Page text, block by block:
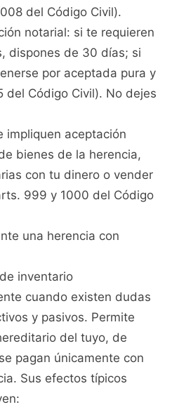
del Código Civil).
notarial: si te requieren
dispones de 30 días; si
por aceptada pura y
del Código Civil). No dejes
impliquen aceptación
bienes de la herencia,
con tu dinero o vender
999 y 1000 del Código
una herencia con
inventario
cuando existen dudas
y pasivos. Permite
del tuyo, de
pagan únicamente con
Sus efectos típicos